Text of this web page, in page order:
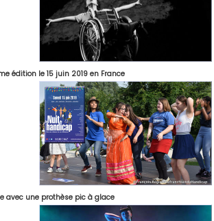
édition le 15 juin 2019 en France
avec une prothèse pic à glace